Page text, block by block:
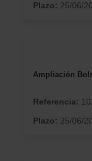
Plazo: 25/06/
Ampliación
Referencia:
Plazo: 25/06/